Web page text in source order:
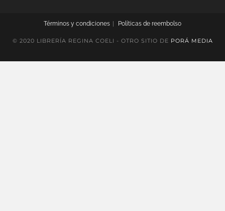
Términos y condiciones Políticas de reembolso
© 2020 LIBRERÍA REGINA COELI - OTRO SITIO DE PORÁ MEDIA